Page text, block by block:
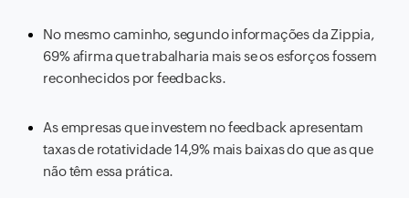
No mesmo caminho, segundo informações da Zippia,
69% afirma que trabalharia mais se os esforços fossem
reconhecidos por feedbacks.
As empresas que investem no feedback apresentam
taxas de rotatividade 14,9% mais baixas do que as que
não têm essa prática.